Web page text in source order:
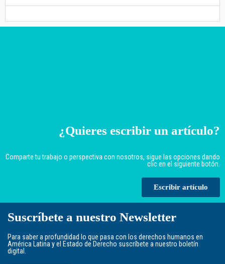
¿Quieres escribir un artículo?
Comparte tu trabajo o perspectiva con nosotros, sigue las opciones dando
clic en el siguiente botón.
Escribir artículo
Suscríbete a nuestro Newsletter
Para saber a profundidad lo que pasa con los derechos humanos en
América Latina y el Estado de Derecho suscríbete a nuestro boletín
digital.